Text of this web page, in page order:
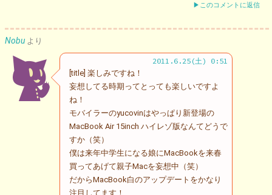
▶このコメントに返信
Nobu より
2011.6.25(土) 0:51
[title] 楽しみですね！
妄想してる時期ってとっても楽しいですよ
ね！
モバイラーのyucovinはやっぱり新登場の
MacBook Air 15inch ハイレゾ版なんてどうで
すか（笑）
僕は来年中学生になる娘にMacBookを来春
買ってあげて親子Macを妄想中（笑）
だからMacBook白のアップデートをかなり
注目してます！